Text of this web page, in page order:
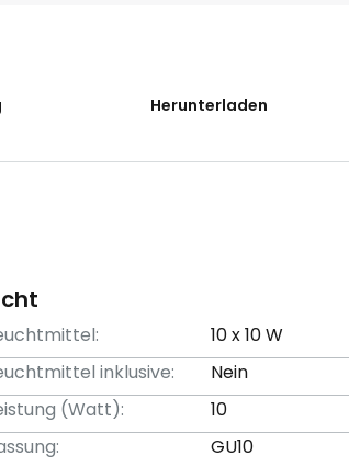
Herunterladen
10 x 10 W
inklusive:
Nein
(Watt):
10
GU10